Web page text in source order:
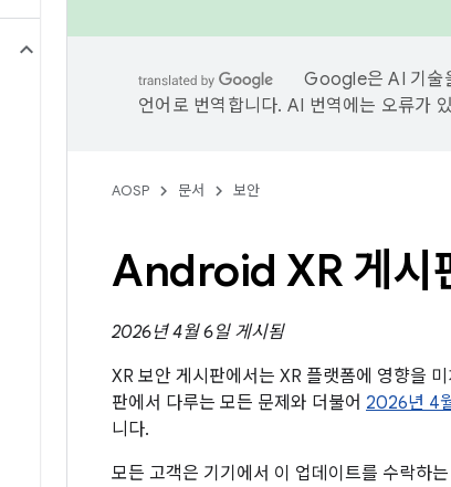
Google은 AI 기술
언어로 번역합니다. AI 번역에는 오류가
AOSP 문서 보안
Android XR 게
2026년 4월 6일 게시됨
XR 보안 게시판에서는 XR 플랫폼에 영향을
판에서 다루는 모든 문제와 더불어 2026년 4
니다.
모든 고객은 기기에서 이 업데이트를 수락하